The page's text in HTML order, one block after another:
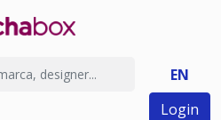
EN
Login